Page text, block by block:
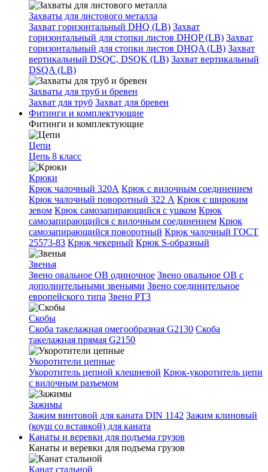
Захваты для листового металла
Захват горизонтальный DHQ (LB) Захват
горизонтальный для стопки листов DHQP (LB) Захват
горизонтальный для стопки листов DHQA (LB) Захват
вертикальный DSQC, DSQK (LB) Захват вертикальный
DSQA (LB)
Захваты для труб и бревен
Захват для труб Захват для бревен
Фитинги и комплектующие
Фитинги и комплектующие
Цепи
Цепь 8 класс
Крюки
Крюк чалочный 320А Крюк с вилочным соединением
Крюк чалочный поворотный 322 А Крюк с широким
зевом Крюк самозапирающийся с ушком Крюк
самозапирающийся с вилочным соединением Крюк
самозапирающийся поворотный Крюк чалочный ГОСТ
25573-83 Крюк чекерный Крюк S-образный
Звенья
Звено овальное OB одиночное Звено овальное ОВ с
дополнительными звеньями Звено соединительное
европейского типа Звено РТ3
Скобы
Скоба такелажная омегообразная G2130 Скоба
такелажная прямая G2150
Укоротители цепные
Укоротитель цепной клешневой Крюк-укоротитель цепи
с вилочным разъемом
Зажимы
Зажим винтовой для каната DIN 1142 Зажим клиновый
(коуш со вставкой) для каната
Канаты и веревки для подъема грузов
Канаты и веревки для подъема грузов
Канат стальной